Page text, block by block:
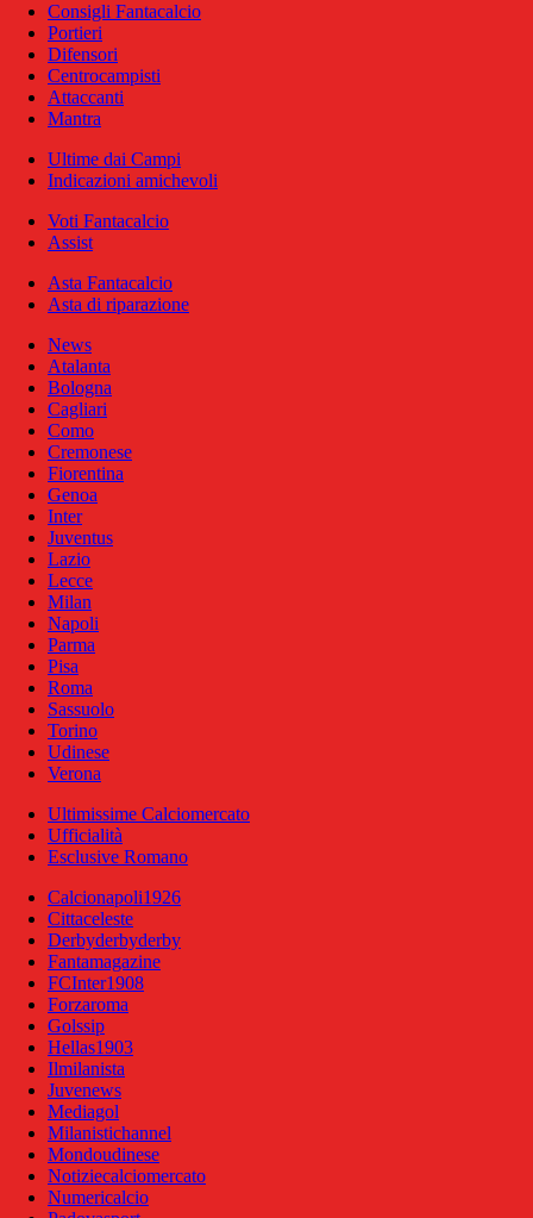
Consigli Fantacalcio
Portieri
Difensori
Centrocampisti
Attaccanti
Mantra
Ultime dai Campi
Indicazioni amichevoli
Voti Fantacalcio
Assist
Asta Fantacalcio
Asta di riparazione
News
Atalanta
Bologna
Cagliari
Como
Cremonese
Fiorentina
Genoa
Inter
Juventus
Lazio
Lecce
Milan
Napoli
Parma
Pisa
Roma
Sassuolo
Torino
Udinese
Verona
Ultimissime Calciomercato
Ufficialità
Esclusive Romano
Calcionapoli1926
Cittaceleste
Derbyderbyderby
Fantamagazine
FCInter1908
Forzaroma
Golssip
Hellas1903
Ilmilanista
Juvenews
Mediagol
Milanistichannel
Mondoudinese
Notiziecalciomercato
Numericalcio